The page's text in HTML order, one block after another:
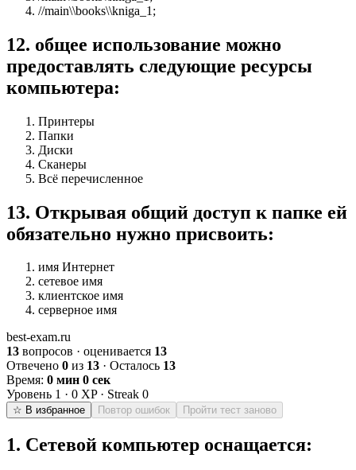
//main\\books\\kniga_1;
12. общее использование можно
предоставлять следующие ресурсы
компьютера:
Принтеры
Папки
Диски
Сканеры
Всё перечисленное
13. Открывая общий доступ к папке ей
обязательно нужно присвоить:
имя Интернет
сетевое имя
клиентское имя
серверное имя
best-exam.ru
13 вопросов · оценивается 13
Отвечено 0 из 13 · Осталось 13
Время: 0 мин 0 сек
Уровень 1 · 0 XP · Streak 0
☆ В избранное Повтор ошибок Пройти тест заново
1. Сетевой компьютер оснащается: